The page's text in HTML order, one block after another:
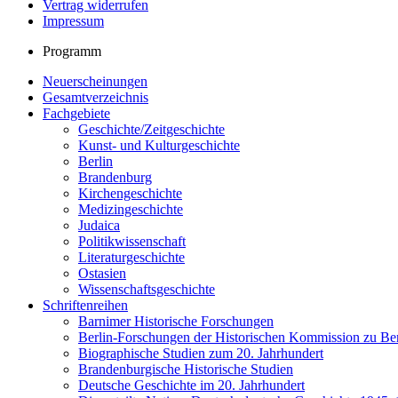
Vertrag widerrufen
Impressum
Programm
Neuerscheinungen
Gesamtverzeichnis
Fachgebiete
Geschichte/Zeitgeschichte
Kunst- und Kulturgeschichte
Berlin
Brandenburg
Kirchengeschichte
Medizingeschichte
Judaica
Politikwissenschaft
Literaturgeschichte
Ostasien
Wissenschaftsgeschichte
Schriftenreihen
Barnimer Historische Forschungen
Berlin-Forschungen der Historischen Kommission zu
Biographische Studien zum 20. Jahrhundert
Brandenburgische Historische Studien
Deutsche Geschichte im 20. Jahrhundert